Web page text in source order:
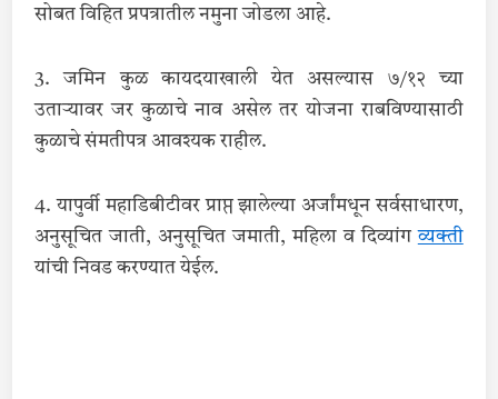
सोबत विहित प्रपत्रातील नमुना जोडला आहे.
3. जमिन कुळ कायदयाखाली येत असल्यास ७/१२ च्या
उताऱ्यावर जर कुळाचे नाव असेल तर योजना राबविण्यासाठी
कुळाचे संमतीपत्र आवश्यक राहील.
4. यापुर्वी महाडिबीटीवर प्राप्त झालेल्या अर्जांमधून सर्वसाधारण,
अनुसूचित जाती, अनुसूचित जमाती, महिला व दिव्यांगव्यक्‍ती
यांची निवड करण्यात येईल.